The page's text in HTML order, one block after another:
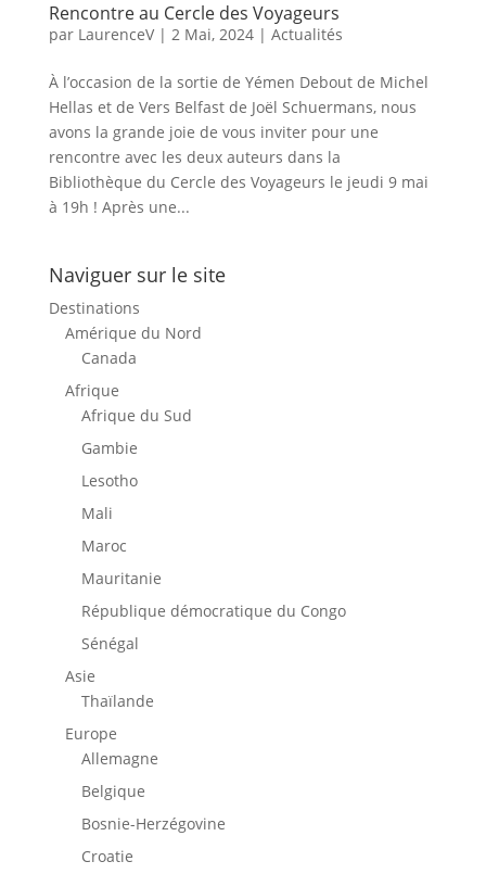
Rencontre au Cercle des Voyageurs
par LaurenceV| 2 Mai, 2024| Actualités
À l’occasion de la sortie de Yémen Debout de Michel
Hellas et de Vers Belfast de Joël Schuermans, nous
avons la grande joie de vous inviter pour une
rencontre avec les deux auteurs dans la
Bibliothèque du Cercle des Voyageurs le jeudi 9 mai
à 19h ! Après une...
Naviguer sur le site
Destinations
Amérique du Nord
Canada
Afrique
Afrique du Sud
Gambie
Lesotho
Mali
Maroc
Mauritanie
République démocratique du Congo
Sénégal
Asie
Thaïlande
Europe
Allemagne
Belgique
Bosnie-Herzégovine
Croatie